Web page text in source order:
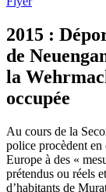
2015 :
de
la
occupée
Au cours de la
police procèdent en
Europe à des «
prétendus ou réels
d’habitants de